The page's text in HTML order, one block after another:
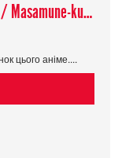
Помста Масамуне 2 / Masamune-kun no Revenge R
цього аніме....